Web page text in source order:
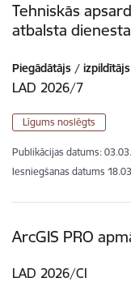
Tehniskās
atbalsta
Piegādātājs /
LAD 2026/7
Līgums noslēgts
Publikācijas datums:
Iesniegšanas datums
ArcGIS PRO
LAD 2026/CI